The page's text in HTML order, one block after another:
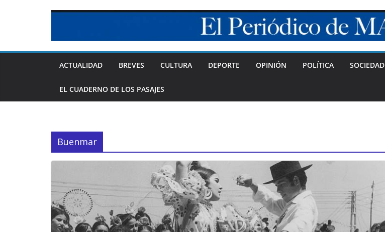
ACTUALIDAD BREVES CULTURA DEPORTE OPINIÓN POLÍTICA SOCIEDAD
EL CUADERNO DE LOS PASAJES
Buenmar